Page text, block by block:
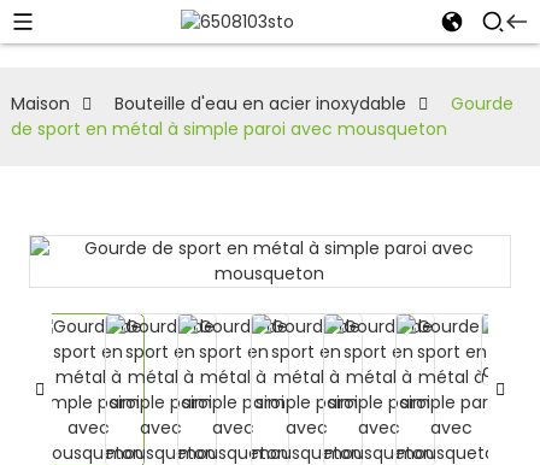
Maison Bouteille d'eau en acier inoxydable
Gourde
de sport en métal à simple paroi avec mousqueton